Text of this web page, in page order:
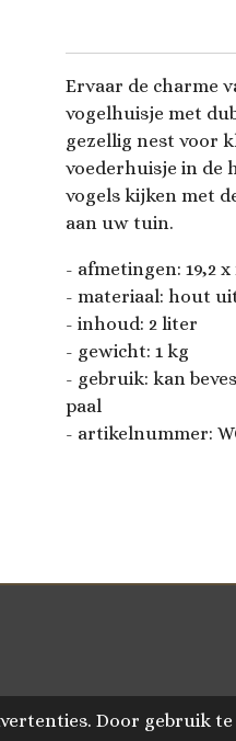
Door gebruik
Ervaar de charme
vogelhuisje met
gezellig nest voor
voederhuisje in de
vogels kijken met
aan uw tuin.
- afmetingen: 19,2
- materiaal: hout
- inhoud: 2 liter
- gewicht: 1 kg
- gebruik: kan
paal
- artikelnummer: